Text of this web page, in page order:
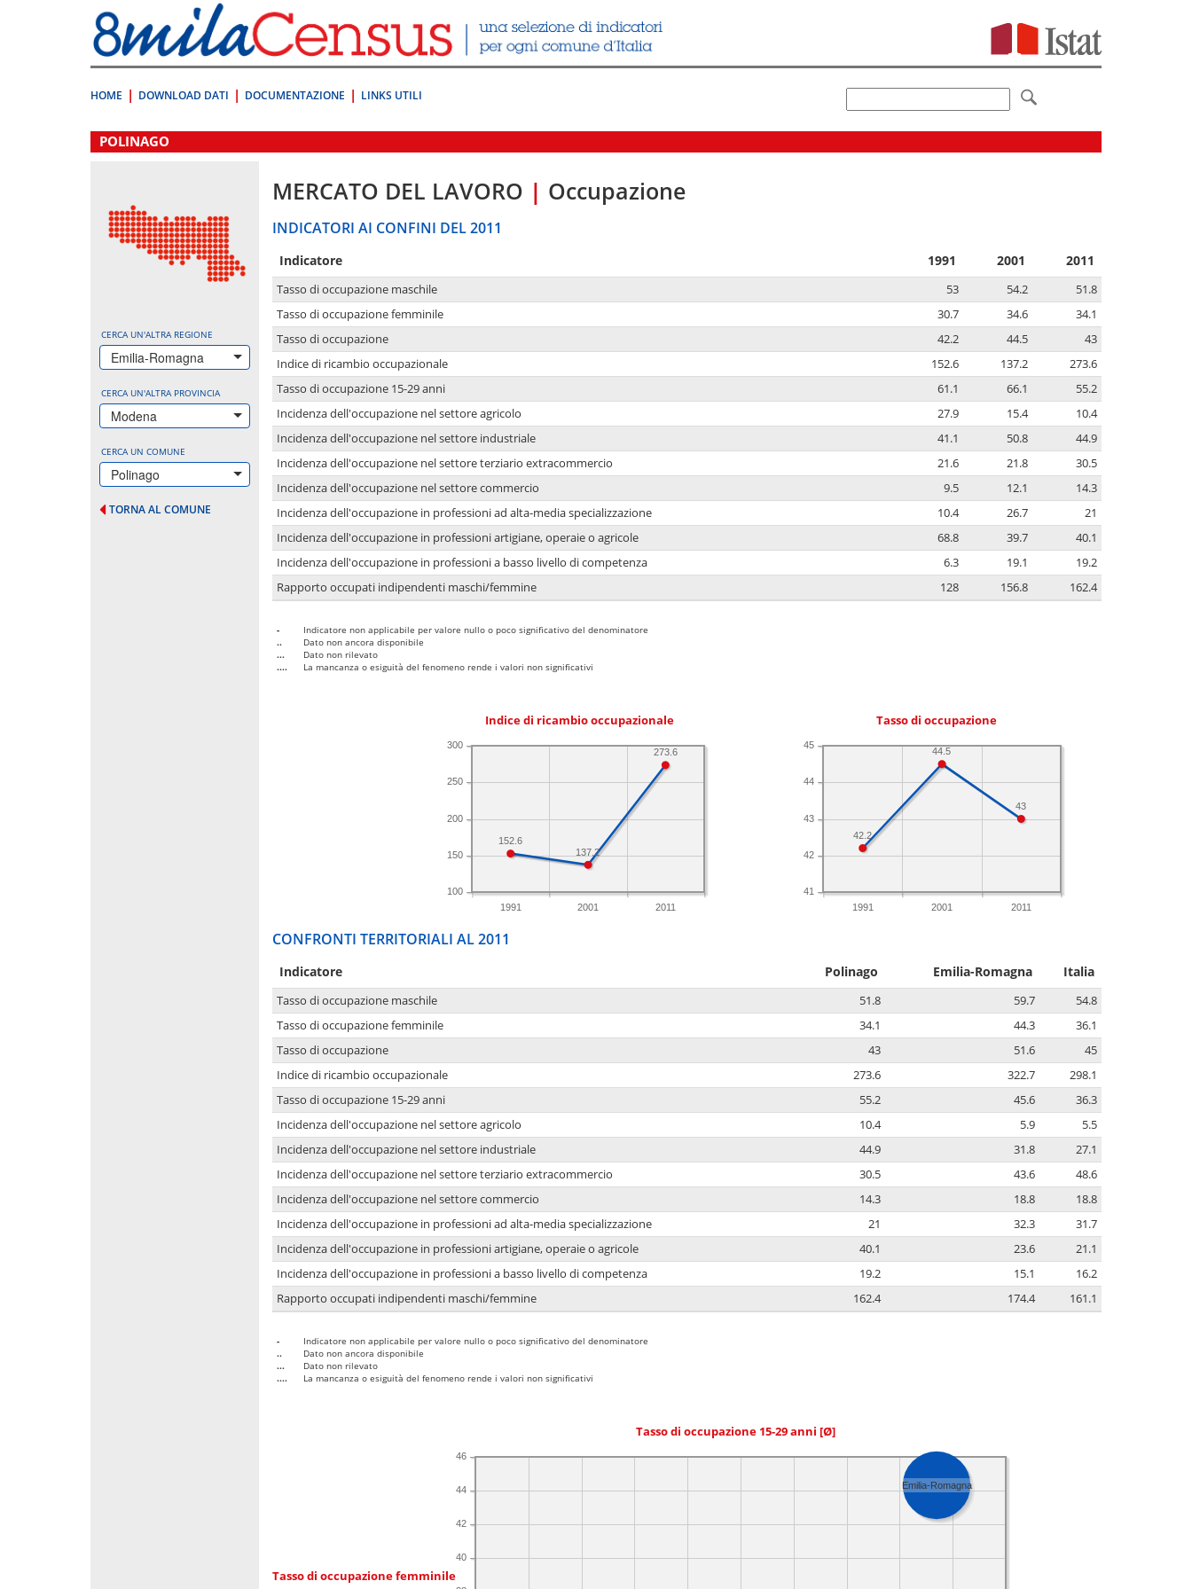
direttamente
a:
Contenuto
HOME DOWNLOAD DATI DOCUMENTAZIONE LINKS UTILI
.
POLINAGO
CERCA UN'ALTRA REGIONE
Emilia-Romagna
CERCA UN'ALTRA PROVINCIA
Modena
CERCA UN COMUNE
Polinago
TORNA AL COMUNE
MERCATO DEL LAVORO | Occupazione
INDICATORI AI CONFINI DEL 2011
Indicatore 1991 2001 2011
Tasso di occupazione maschile 53 54.2
51.8
Tasso di occupazione femminile
30.7 34.6
34.1
Tasso di occupazione
42.2 44.5
43
Indice di ricambio occupazionale
152.6 137.2
273.6
Tasso di occupazione 15-29 anni
61.1 66.1
55.2
Incidenza dell'occupazione nel settore agricolo
27.9 15.4
10.4
Incidenza dell'occupazione nel settore industriale
41.1 50.8
44.9
Incidenza dell'occupazione nel settore terziario extracommercio
21.6 21.8
30.5
Incidenza dell'occupazione nel settore commercio
9.5 12.1
14.3
Incidenza dell'occupazione in professioni ad alta-media specializzazione
10.4 26.7
21
Incidenza dell'occupazione in professioni artigiane, operaie o agricole
68.8 39.7
40.1
Incidenza dell'occupazione in professioni a basso livello di competenza
6.3 19.1
19.2
Rapporto occupati indipendenti maschi/femmine
128 156.8 162.4
-
Indicatore non applicabile per valore nullo o poco significativo del denominatore
..
Dato non ancora disponibile
...
Dato non rilevato
....
La mancanza o esiguità del fenomeno rende i valori non significativi
Indice di ricambio occupazionale
1991 2001 2011
100
150
200
250
300
273.6
137.2
152.6
Tasso di occupazione
1991 2001 2011
41
42
43
44
45
43
44.5
42.2
CONFRONTI TERRITORIALI AL 2011
Indicatore Polinago Emilia-Romagna Italia
Tasso di occupazione maschile 51.8 59.7
54.8
Tasso di occupazione femminile
34.1 44.3
36.1
Tasso di occupazione
43 51.6
45
Indice di ricambio occupazionale
273.6 322.7
298.1
Tasso di occupazione 15-29 anni
55.2 45.6
36.3
Incidenza dell'occupazione nel settore agricolo
10.4 5.9
5.5
Incidenza dell'occupazione nel settore industriale
44.9 31.8
27.1
Incidenza dell'occupazione nel settore terziario extracommercio
30.5 43.6
48.6
Incidenza dell'occupazione nel settore commercio
14.3 18.8
18.8
Incidenza dell'occupazione in professioni ad alta-media specializzazione
21 32.3
31.7
Incidenza dell'occupazione in professioni artigiane, operaie o agricole
40.1 23.6
21.1
Incidenza dell'occupazione in professioni a basso livello di competenza
19.2 15.1
16.2
Rapporto occupati indipendenti maschi/femmine
162.4 174.4 161.1
-
Indicatore non applicabile per valore nullo o poco significativo del denominatore
..
Dato non ancora disponibile
...
Dato non rilevato
....
La mancanza o esiguità del fenomeno rende i valori non significativi
Tasso di occupazione 15-29 anni [Ø]
Tasso di occupazione femminile
40
42
44
46
Emilia-Romagna